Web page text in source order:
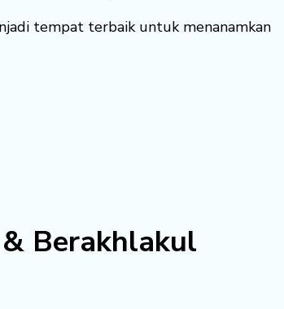
tempat terbaik untuk menanamkan
Berakhlakul